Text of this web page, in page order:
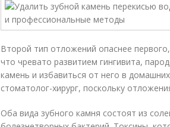
Второй тип отложений опаснее
что чревато развитием гингивита,
камень и избавиться от него в
стоматолог-хирург, поскольку
Оба вида зубного камня состоят из